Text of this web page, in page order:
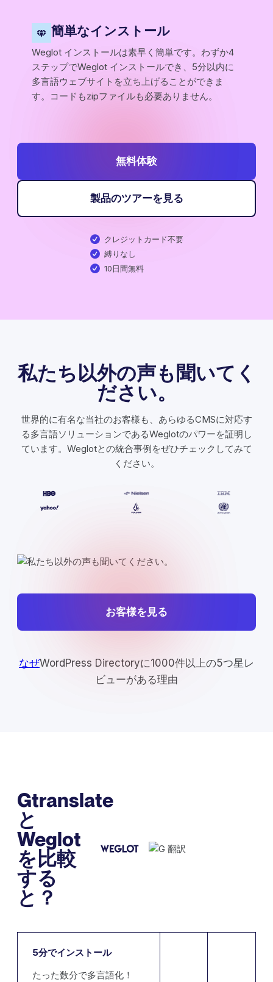
簡単なインストール
Weglot インストールは素早く簡単です。わずか4
ステップでWeglot インストールでき、5分以内に
多言語ウェブサイトを立ち上げることができま
す。コードもzipファイルも必要ありません。
無料体験
製品のツアーを見る
クレジットカード不要
縛りなし
10日間無料
私たち以外の声も聞いてく
ださい。
世界的に有名な当社のお客様も、あらゆるCMSに対応す
る多言語ソリューションであるWeglotのパワーを証明し
ています。Weglotとの統合事例をぜひチェックしてみて
ください。
お客様を見る
なぜWordPress Directoryに1000件以上の5つ星レ
ビューがある理由
Gtranslate
と
Weglot
を比較
する
と？
5分でインストール
たった数分で多言語化！